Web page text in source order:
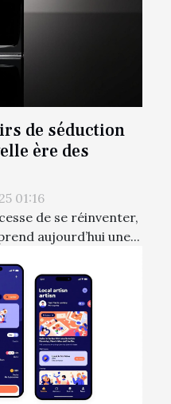
de séduction
ère des
01:16
de se réinventer,
aujourd’hui une...